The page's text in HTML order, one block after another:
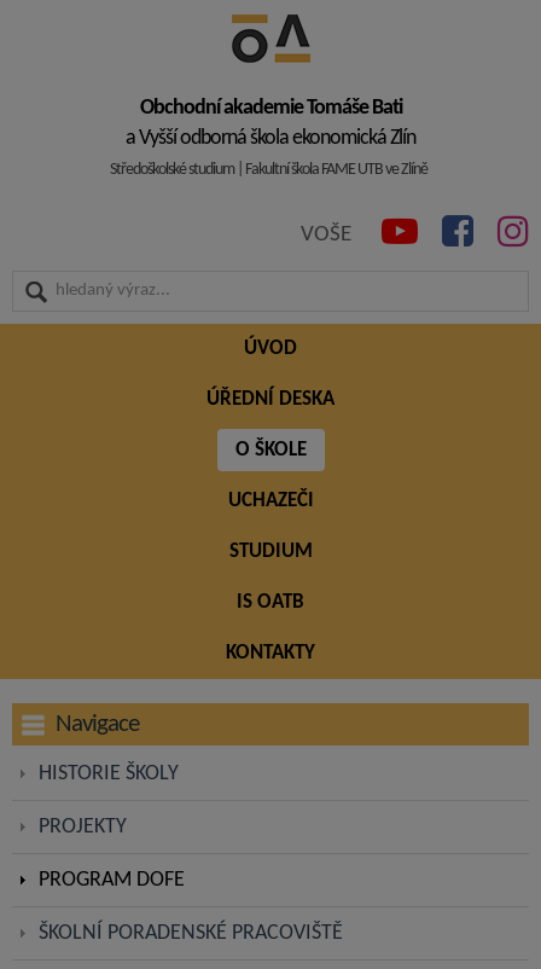
Obchodní akademie Tomáše Bati
a Vyšší odborná škola ekonomická Zlín
Středoškolské studium | Fakultní škola FAME UTB ve Zlíně
VOŠE
ÚVOD
ÚŘEDNÍ DESKA
O ŠKOLE
UCHAZEČI
STUDIUM
IS OATB
KONTAKTY
Navigace
HISTORIE ŠKOLY
PROJEKTY
PROGRAM DOFE
ŠKOLNÍ PORADENSKÉ PRACOVIŠTĚ